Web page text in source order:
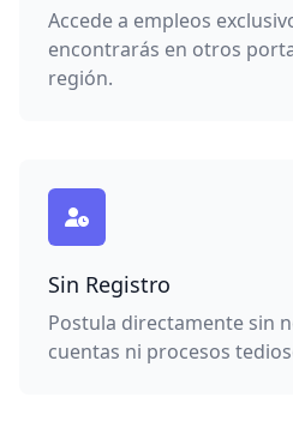
Accede a empleos
encontrarás en otros
región.
Sin Registro
Postula directamente sin
cuentas ni procesos